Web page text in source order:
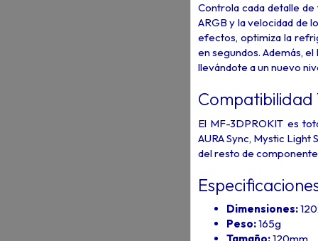
Controla cada detalle de
ARGB y la velocidad de
efectos, optimiza la
en segundos. Además,
llevándote a un nuevo
Compatibilidad
El MF-3DPROKIT es
AURA Sync, Mystic
del resto de
Dimensiones:
Peso:165g